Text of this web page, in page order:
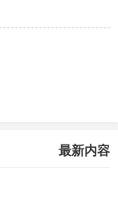
最新内容